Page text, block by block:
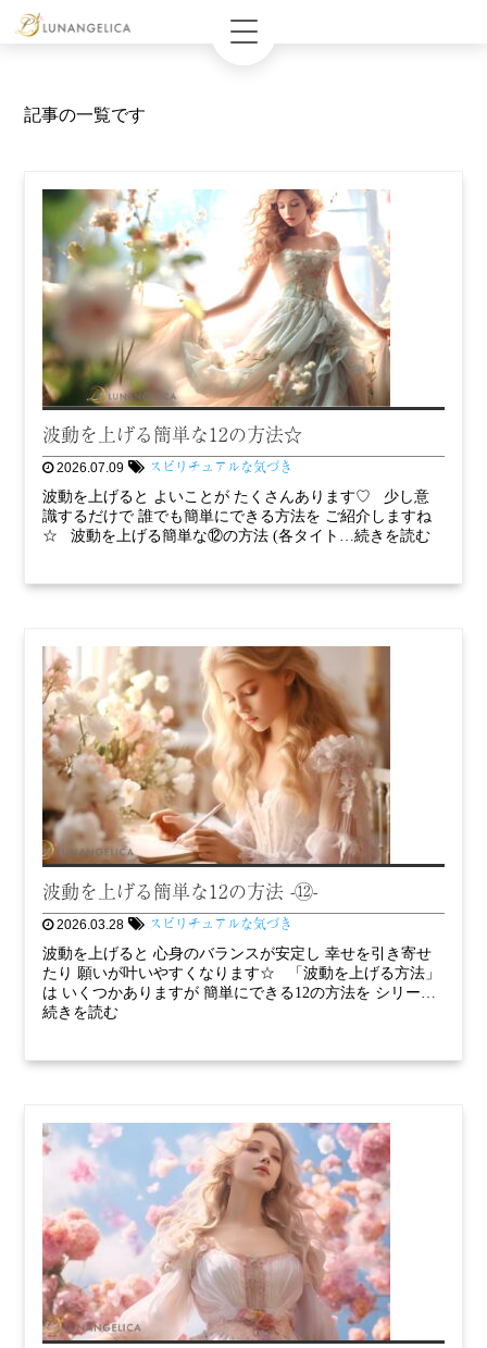
記事の一覧です
波動を上げる簡単な12の方法☆
2026.07.09 スピリチュアルな気づき
波動を上げると よいことが たくさんあります♡ 少し意
識するだけで 誰でも簡単にできる方法を ご紹介しますね
☆ 波動を上げる簡単な⑫の方法 (各タイト…続きを読む
波動を上げる簡単な12の方法 -⑫-
2026.03.28 スピリチュアルな気づき
波動を上げると 心身のバランスが安定し 幸せを引き寄せ
たり 願いが叶いやすくなります☆ 「波動を上げる方法」
は いくつかありますが 簡単にできる12の方法を シリー…
続きを読む